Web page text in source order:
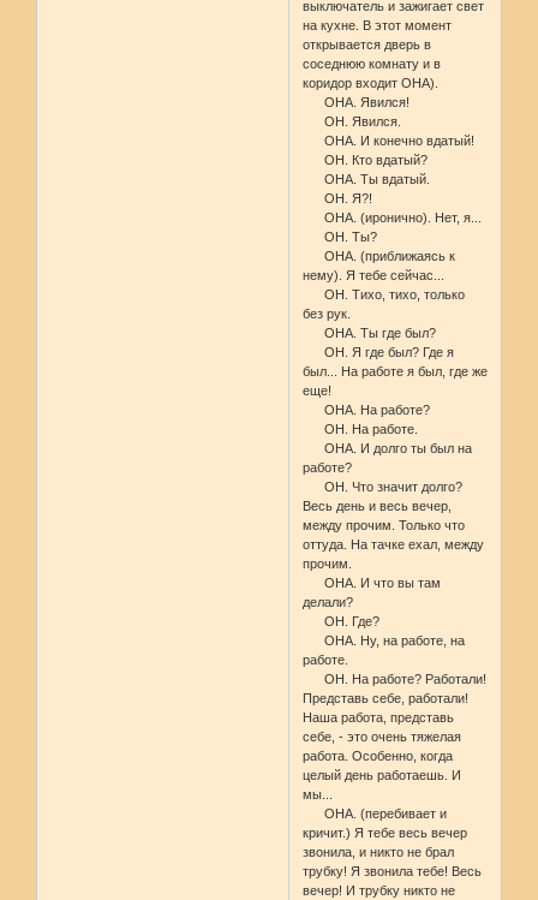
выключатель и зажигает свет
на кухне. В этот момент
открывается дверь в
соседнюю комнату и в
коридор входит ОНА).
ОНА. Явился!
ОН. Явился.
ОНА. И конечно вдатый!
ОН. Кто вдатый?
ОНА. Ты вдатый.
ОН. Я?!
ОНА. (иронично). Нет, я...
ОН. Ты?
ОНА. (приближаясь к
нему). Я тебе сейчас...
ОН. Тихо, тихо, только
без рук.
ОНА. Ты где был?
ОН. Я где был? Где я
был... На работе я был, где же
еще!
ОНА. На работе?
ОН. На работе.
ОНА. И долго ты был на
работе?
ОН. Что значит долго?
Весь день и весь вечер,
между прочим. Только что
оттуда. На тачке ехал, между
прочим.
ОНА. И что вы там
делали?
ОН. Где?
ОНА. Ну, на работе, на
работе.
ОН. На работе? Работали!
Представь себе, работали!
Наша работа, представь
себе, - это очень тяжелая
работа. Особенно, когда
целый день работаешь. И
мы...
ОНА. (перебивает и
кричит.) Я тебе весь вечер
звонила, и никто не брал
трубку! Я звонила тебе! Весь
вечер! И трубку никто не